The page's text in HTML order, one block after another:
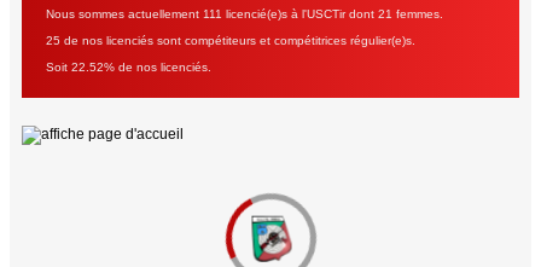
Nous sommes actuellement 111 licencié(e)s à l'USCTir dont 21 femmes.
25 de nos licenciés sont compétiteurs et compétitrices régulier(e)s.
Soit 22.52% de nos licenciés.